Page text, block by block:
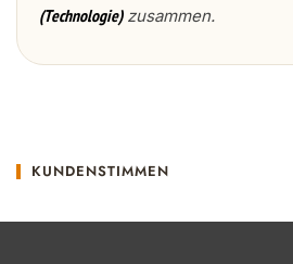
(Technologie)zusammen.
KUNDENSTIMMEN